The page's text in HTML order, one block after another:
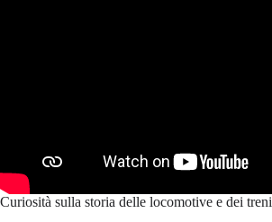
Curiosità sulla storia delle locomotive e dei treni